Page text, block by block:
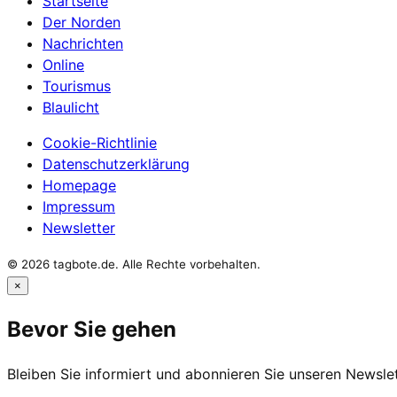
Der Norden
Nachrichten
Online
Tourismus
Blaulicht
Cookie-Richtlinie
Datenschutzerklärung
Homepage
Impressum
Newsletter
© 2026 tagbote.de. Alle Rechte vorbehalten.
×
Bevor Sie gehen
Bleiben Sie informiert und abonnieren Sie unseren